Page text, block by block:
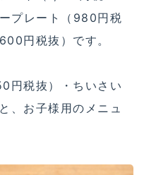
プレート（980円税
円税抜）です。
円税抜）・ちいさい
、お子様用のメニュ